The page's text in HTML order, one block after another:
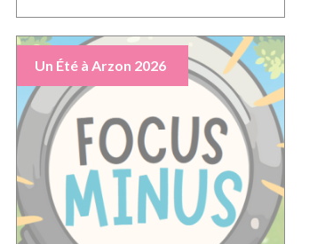
Un Été à Arzon 2026